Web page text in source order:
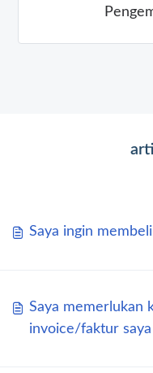
Saya ingin
Saya memerlukan
invoice/faktur saya